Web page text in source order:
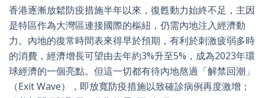
香港逐漸放鬆防疫措施半年以來，復甦動力始終不足，主因
是特區作為大灣區連接國際的樞紐，仍需內地注入經濟動
力。內地的復常時間表來得早於預期，有利於刺激疲弱多時
的消費，經濟增長可望由去年約3%升至5%，成為2023年環
球經濟的一個亮點。但這一切都有待內地熬過「解禁回潮」
（Exit Wave），即放寬防疫措施以致確診病例再度激增；